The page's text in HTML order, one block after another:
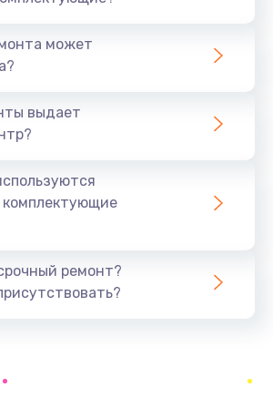
370 руб.
электроплаты
шайбы динамика
Заказать
может
выдает
комплектующие
ремонт?